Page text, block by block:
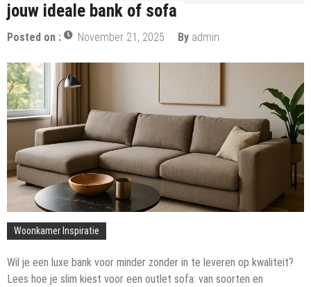
jouw ideale bank of sofa
Posted on : November 21, 2025 By admin
Woonkamer Inspiratie
Wil je een luxe bank voor minder zonder in te leveren op kwaliteit?
Lees hoe je slim kiest voor een outlet sofa: van soorten en